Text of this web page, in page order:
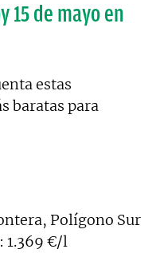
15 de mayo en
estas
baratas para
Polígono Sur
1.369 €/l